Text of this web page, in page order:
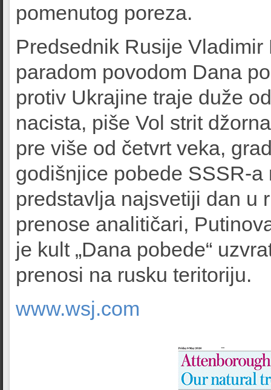
pomenutog poreza.
Predsednik Rusije
paradom povodom Dana
protiv Ukrajine traje duže
nacista, piše Vol strit
pre više od četvrt veka,
godišnjice pobede SSSR-
predstavlja najsvetiji dan u
prenose analitičari,
je kult „Dana pobede“
prenosi na rusku teritoriju.
www.wsj.com